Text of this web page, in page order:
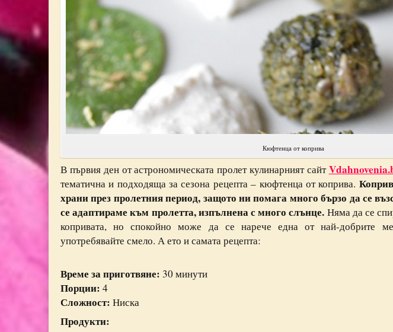
Кюфтенца от коприва
В първия ден от астрономическата пролет кулинарният сайт
тематична и подходяща за сезона рецепта – кюфтенца от коприва.
храни през пролетния период, защото ни помага много бързо да се
се адаптираме към пролетта, изпълнена с много слънце. Няма да се
копривата, но спокойно може да се нарече една от най-добрите
употребявайте смело. А ето и самата рецепта:
Време за приготвяне: 30 минути
Порции: 4
Сложност: Ниска
Продукти: